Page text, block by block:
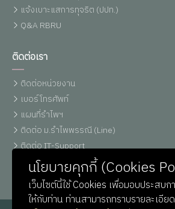
แจ้งเบาะแสการทุจริต (ปปท.)
Q&A RBRU
ติดต่อเรา
ติดต่อหน่วยงาน
เบอร์โทรศัพท์
แผนที่รำไพฯ
ติดต่อ ม.รำไพพรรณี (Line)
ติดต่อ IT-Support
หน่วยประชาสัมพันธ์
นโยบายคุกกี้ (Cookies
เว็บไซต์นี้ใช้ Cookies เพื่อมอบประสบ
ให้กับท่าน ท่านสามารถทราบรายละเอี